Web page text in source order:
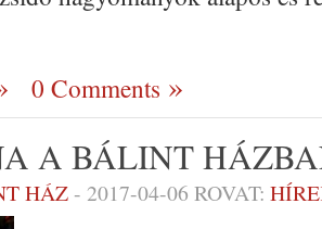
0 Comments
A BÁLINT
HÁZ- 2017-04-06 ROVAT: